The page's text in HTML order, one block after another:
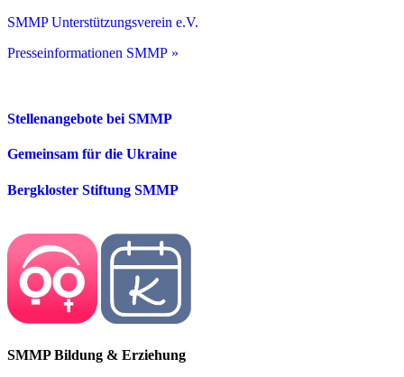
SMMP Unterstützungsverein e.V.
Presseinformationen SMMP »
Stellenangebote bei SMMP
Gemeinsam für die Ukraine
Bergkloster Stiftung SMMP
SMMP Bildung & Erziehung